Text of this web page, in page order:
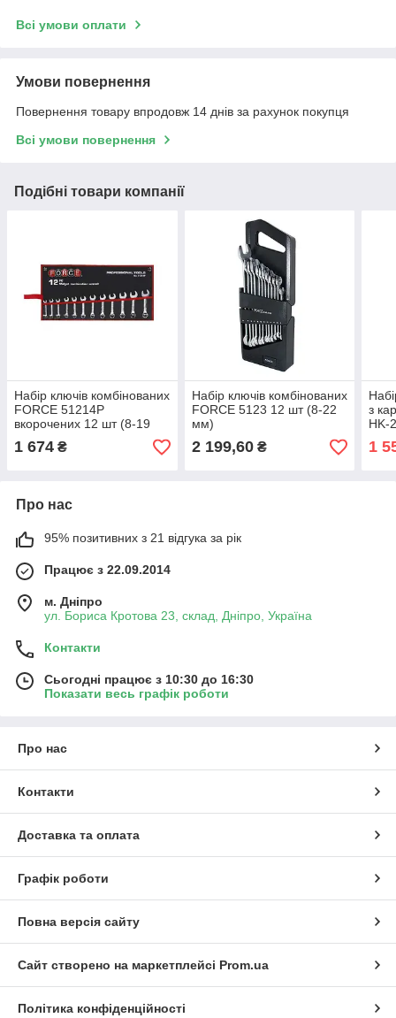
Всі умови оплати
Умови повернення
Повернення товару впродовж 14 днів за рахунок покупця
Всі умови повернення
Подібні товари компанії
Набір ключів комбінованих
FORCE 51214P
вкорочених 12 шт (8-19
мм)
1 674 ₴
Набір ключів комбінованих
FORCE 5123 12 шт (8-22
мм)
2 199,60₴
з
HK-
1
Про нас
95% позитивних з 21 відгука за рік
Працює з 22.09.2014
м. Дніпро
ул. Бориса Кротова 23, склад, Дніпро, Україна
Контакти
Сьогодні працює з 10:30 до 16:30
Показати весь графік роботи
Про нас
Контакти
Доставка та оплата
Графік роботи
Повна версія сайту
Сайт створено на маркетплейсі Prom.ua
Політика конфіденційності